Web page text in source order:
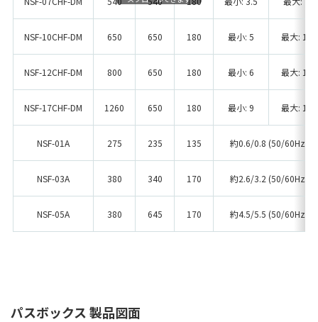
NSF-10CHF-DM 650 650 180 最小: 5 最大: 10
NSF-12CHF-DM 800 650 180 最小: 6 最大: 12
NSF-17CHF-DM 1260 650 180 最小: 9 最大: 17
NSF-01A 275 235 135 約0.6/0.8 (50/60Hz)
NSF-03A 380 340 170 約2.6/3.2 (50/60Hz)
NSF-05A 380 645 170 約4.5/5.5 (50/60Hz)
パスボックス 製品図面